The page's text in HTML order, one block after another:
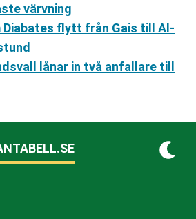
värvning
Diabates flytt från Gais till Al-
lånar in två anfallare till